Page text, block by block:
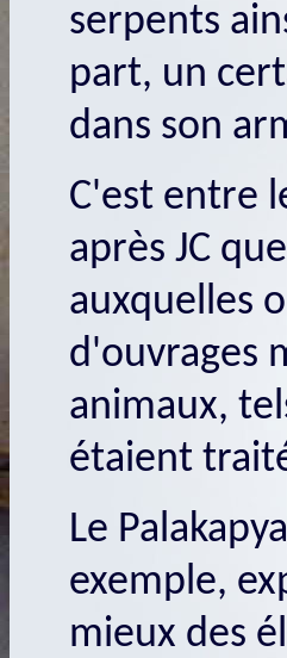
serpents
part, un
dans son
C'est entre
après JC
auxquelles
d'ouvrages
animaux,
étaient
Le
exemple,
mieux des